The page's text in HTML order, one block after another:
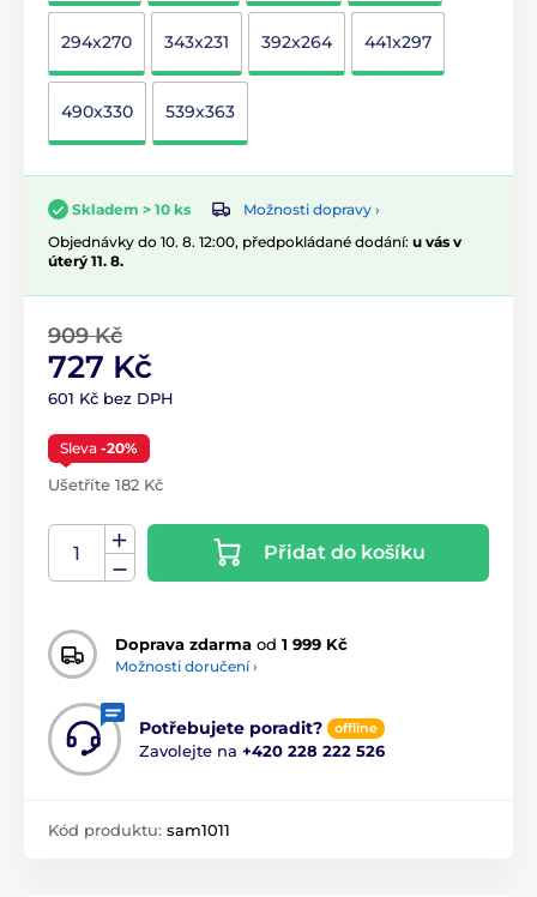
294x270 343x231 392x264 441x297
490x330 539x363
Skladem > 10 ks
Možnosti dopravy ›
Objednávky do 10. 8. 12:00, předpokládané dodání: u vás v
úterý 11. 8.
909 Kč
727 Kč
601 Kč bez DPH
Sleva -20%
Ušetříte 182 Kč
Přidat do košíku
Doprava zdarma od 1 999 Kč
Možnosti doručení ›
Potřebujete poradit? offline
Zavolejte na +420 228 222 526
Kód produktu: sam1011